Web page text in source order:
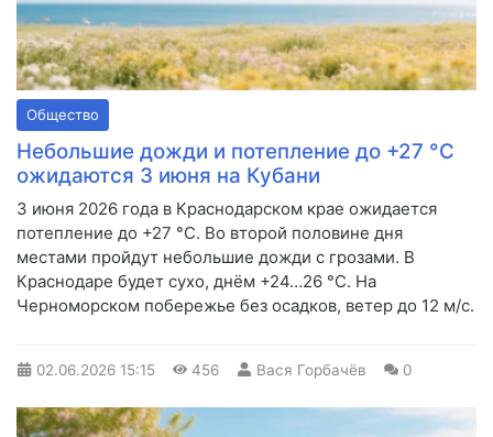
Общество
Небольшие дожди и потепление до +27 °С
ожидаются 3 июня на Кубани
3 июня 2026 года в Краснодарском крае ожидается
потепление до +27 °C. Во второй половине дня
местами пройдут небольшие дожди с грозами. В
Краснодаре будет сухо, днём +24…26 °C. На
Черноморском побережье без осадков, ветер до 12 м/с.
02.06.2026 15:15 456 Вася Горбачёв 0